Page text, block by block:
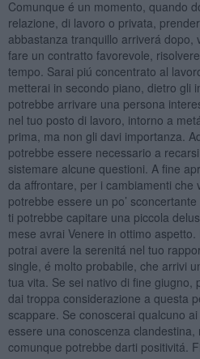
Comunque é un momento, quando
relazione, di lavoro o privata,
abbastanza tranquillo arriverá dopo,
fare un contratto favorevole,
tempo. Sarai piú concentrato al
metterai in secondo piano, dietro gli
potrebbe arrivare una persona
nel tuo posto di lavoro, intorno a
prima, ma non gli davi importanza.
potrebbe essere necessario a
sistemare alcune questioni. A fine
da affrontare, per i cambiamenti che
potrebbe essere un po’
ti potrebbe capitare una piccola
mese avrai Venere in ottimo
potrai avere la serenitá nel tuo
single, é molto probabile, che arrivi
tua vita. Se sei nativo di fine giugno,
dai troppa considerazione a questa
scappare. Se conoscerai qualcuno
essere una conoscenza
comunque potrebbe darti positivitá.